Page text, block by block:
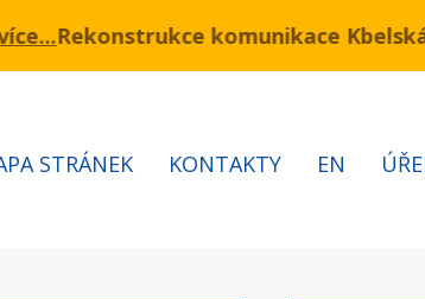
3.7 – 7.8.2026 bude probíhat obnova
komunikace Kbelská - I. a II. etapa
STRÁNEK KONTAKTY EN